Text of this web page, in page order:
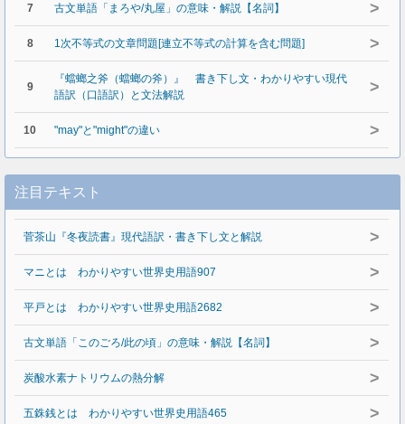
7 古文単語「まろや/丸屋」の意味・解説【名詞】 >
8 1次不等式の文章問題[連立不等式の計算を含む問題] >
9
『蟷螂之斧（蟷螂の斧）』 書き下し文・わかりやすい現代
語訳（口語訳）と文法解説
>
10 "may"と"might"の違い >
注目テキスト
菅茶山『冬夜読書』現代語訳・書き下し文と解説 >
マニとは わかりやすい世界史用語907 >
平戸とは わかりやすい世界史用語2682 >
古文単語「このごろ/此の頃」の意味・解説【名詞】 >
炭酸水素ナトリウムの熱分解 >
五銖銭とは わかりやすい世界史用語465 >